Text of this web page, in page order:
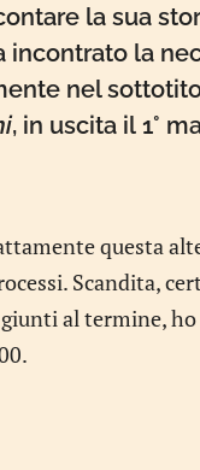
la sua
la
nel
, in uscita il 1°
questa
Scandita,
al termine,